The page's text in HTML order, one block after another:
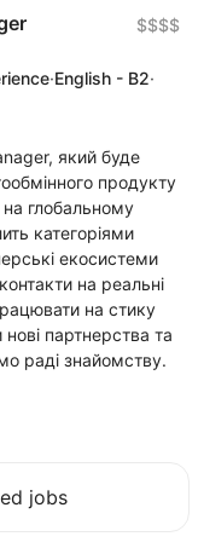
$$$$
·English - B2·
який буде
продукту
на глобальному
категоріями
екосистеми
на реальні
на стику
партнерства та
раді знайомству.
jobs